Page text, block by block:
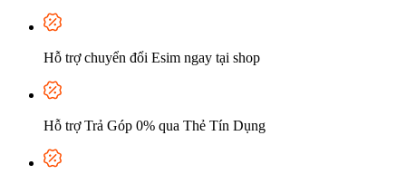
Hỗ trợ chuyển đổi Esim ngay tại shop
Hỗ trợ Trả Góp 0% qua Thẻ Tín Dụng